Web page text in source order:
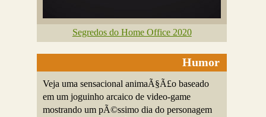
Segredos do Home Office 2020
Humor
Veja uma sensacional animaÃ§Ã£o baseado
em um joguinho arcaico de video-game
mostrando um pÃ©ssimo dia do personagem